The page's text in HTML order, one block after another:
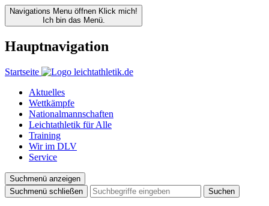
Navigations Menu öffnen Klick mich!
Ich bin das Menü.
Hauptnavigation
Startseite
Aktuelles
Wettkämpfe
Nationalmannschaften
Leichtathletik für Alle
Training
Wir im DLV
Service
Suchmenü anzeigen
Suchmenü schließen
Suchen